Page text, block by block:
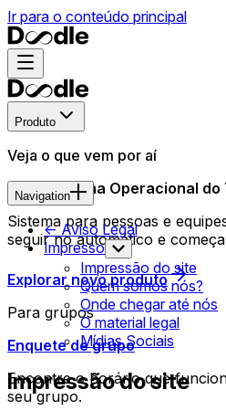
Ir para o conteúdo principal
Produto
Veja o que vem por aí
Novo Sistema Operacional do
Sistema para pessoas e
seguir no automático e
Explorar novo produto
Para grupos
Enquete de grupo
Encontre o horário que
seu grupo.
Navigation
<- Aviso Legal
Impresso
Impressão do site
Quem somos nós?
Onde chegar até nós
O material legal
Mídias Sociais
Impressão do site